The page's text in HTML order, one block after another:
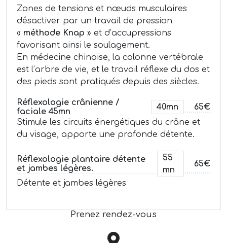
Zones de tensions et nœuds musculaires
désactiver par un travail de pression
« méthode Knap » et d’accupressions
favorisant ainsi le soulagement.
En médecine chinoise, la colonne vertébrale
est l’arbre de vie, et le travail réflexe du dos et
des pieds sont pratiqués depuis des siècles.
Réflexologie crânienne /
faciale 45mn
40mn
65€
Stimule les circuits énergétiques du crâne et
du visage, apporte une profonde détente.
Réflexologie plantaire détente
et jambes légères.
55
mn
65€
Détente et jambes légères
Prenez rendez-vous